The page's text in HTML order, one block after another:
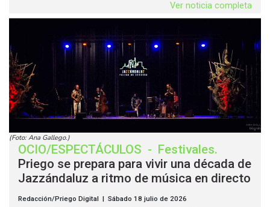
Ver noticia completa
(Foto: Ana Gallego.)
OCIO/ESPECTÁCULOS - Festivales.
Priego se prepara para vivir una década de
Jazzándaluz a ritmo de música en directo
Redacción/Priego Digital | Sábado 18 julio de 2026